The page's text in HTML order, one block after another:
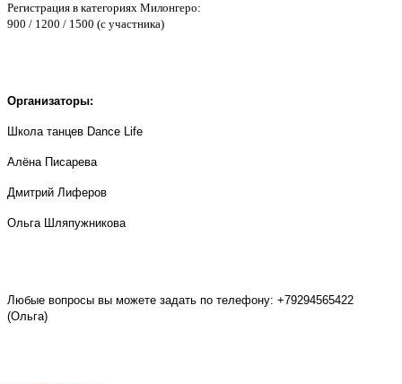
Регистрация в категориях Милонгеро:
900 / 1200 / 1500 (с участника)
Организаторы:
Школа танцев Dance Life
Алёна Писарева
Дмитрий Лиферов
Ольга Шляпужникова
Любые вопросы вы можете задать по телефону: +79294565422
(Ольга)